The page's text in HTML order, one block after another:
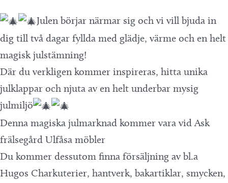
Julen börjar närmar sig och vi vill bjuda in
dig till två dagar fyllda med glädje, värme och en helt
magisk julstämning!
Där du verkligen kommer inspireras, hitta unika
julklappar och njuta av en helt underbar mysig
julmiljö
Denna magiska julmarknad kommer vara vid Ask
frälsegård Ulfåsa möbler
Du kommer dessutom finna försäljning av bl.a
Hugos Charkuterier, hantverk, bakartiklar, smycken,